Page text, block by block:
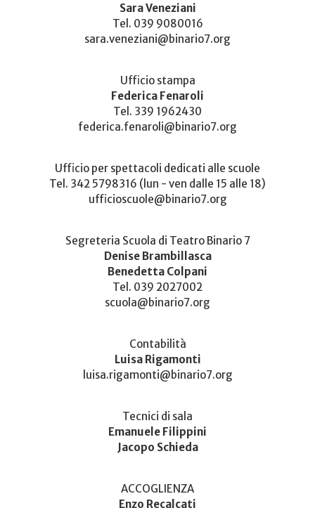
Sara Veneziani
Tel. 039 9080016
sara.veneziani@binario7.org
Ufficio stampa
Federica Fenaroli
Tel. ​339 1962430
federica.fenaroli@binario7.org
Ufficio per spettacoli dedicati alle scuole
Tel. 342 5798316 (lun - ven dalle 15 alle 18)
ufficioscuole@binario7.org
Segreteria Scuola di Teatro Binario 7
Denise Brambillasca
Benedetta Colpani
Tel. 039 2027002
scuola@binario7.org
Contabilità
Luisa Rigamonti
luisa.rigamonti@binario7.org
Tecnici di sala
Emanuele Filippini
Jacopo Schieda
ACCOGLIENZA
Enzo Recalcati